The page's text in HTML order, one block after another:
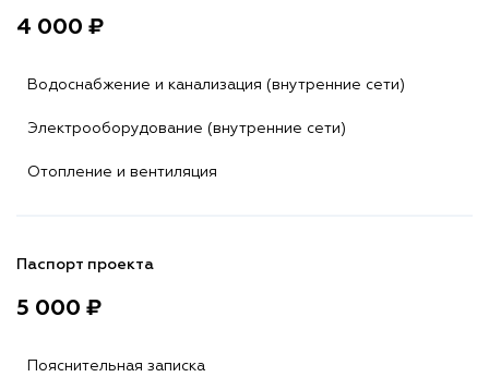
4 000 ₽
Водоснабжение и канализация (внутренние сети)
Электрооборудование (внутренние сети)
Отопление и вентиляция
Паспорт проекта
5 000 ₽
Пояснительная записка